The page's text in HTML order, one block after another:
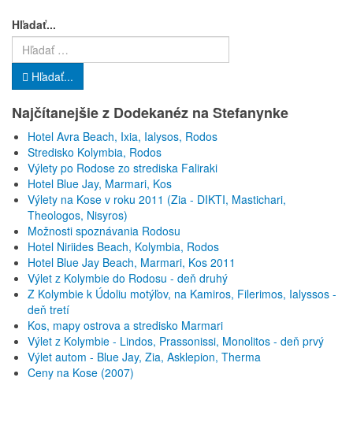
Hľadať...
Hľadať...
Najčítanejšie z Dodekanéz na Stefanynke
Hotel Avra Beach, Ixia, Ialysos, Rodos
Stredisko Kolymbia, Rodos
Výlety po Rodose zo strediska Faliraki
Hotel Blue Jay, Marmari, Kos
Výlety na Kose v roku 2011 (Zia - DIKTI, Mastichari,
Theologos, Nisyros)
Možnosti spoznávania Rodosu
Hotel Niriides Beach, Kolymbia, Rodos
Hotel Blue Jay Beach, Marmari, Kos 2011
Výlet z Kolymbie do Rodosu - deň druhý
Z Kolymbie k Údoliu motýľov, na Kamiros, Filerimos, Ialyssos -
deň tretí
Kos, mapy ostrova a stredisko Marmari
Výlet z Kolymbie - Lindos, Prassonissi, Monolitos - deň prvý
Výlet autom - Blue Jay, Zia, Asklepion, Therma
Ceny na Kose (2007)